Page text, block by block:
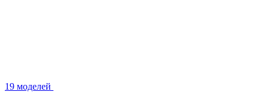
19 моделей